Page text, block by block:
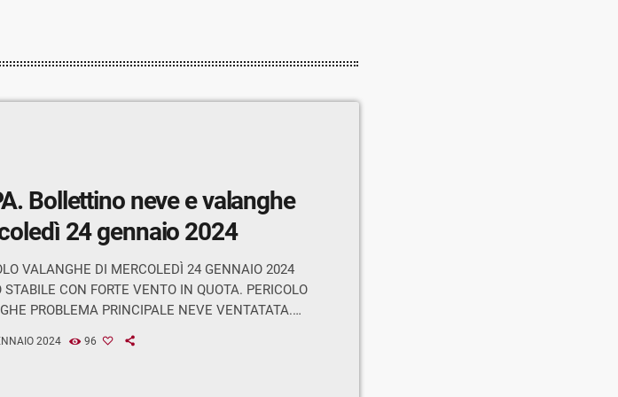
Bollettino neve e valanghe
24 gennaio 2024
VALANGHE DI MERCOLEDÌ 24 GENNAIO 2024
STABILE CON FORTE VENTO IN QUOTA. PERICOLO
PROBLEMA PRINCIPALE NEVE VENTATATA.
Adamello, Orobie. Gli strati superficiali del manto
2024 96